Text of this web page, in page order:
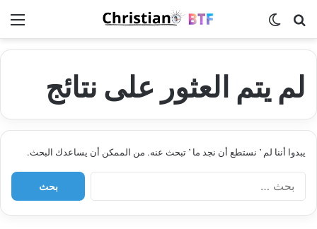
بحث عنالوضع المظلم
لم يتم العثور على نتائج
يبدوا أننا لم ’ نستطع أن نجد ما ’ تبحث عنه. من الممكن أن يساعدك البحث.